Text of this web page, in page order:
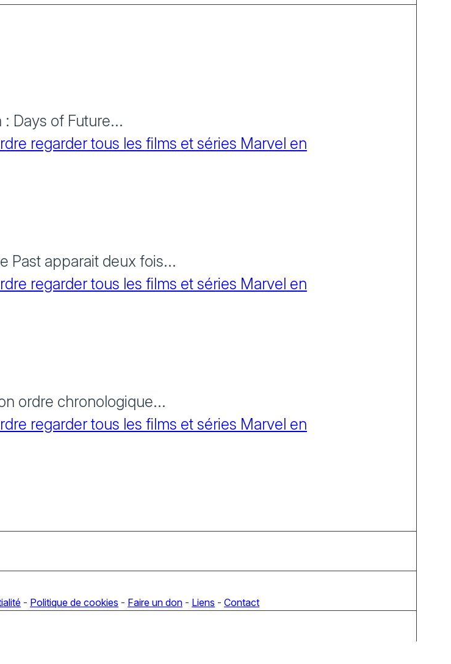
Days of Future...
regarder tous les films et séries Marvel en
Past apparait deux fois...
regarder tous les films et séries Marvel en
ordre chronologique...
regarder tous les films et séries Marvel en
- Politique de cookies - Faire un don - Liens - Contact